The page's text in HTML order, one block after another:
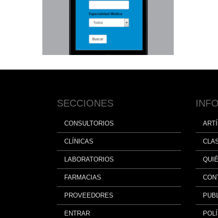
SECCIONES
CONSULTORIOS
CLÍNICAS
LABORATORIOS
FARMACIAS
PROVEEDORES
ENTRAR